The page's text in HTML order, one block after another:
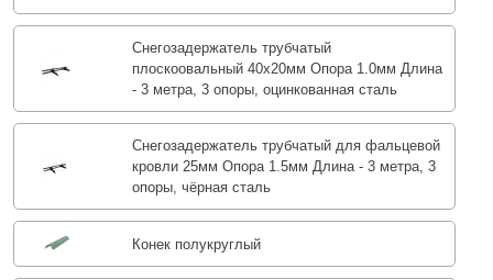
Снегозадержатель трубчатый
плоскоовальный 40х20мм Опора 1.0мм Длина
- 3 метра, 3 опоры, оцинкованная сталь
Снегозадержатель трубчатый для фальцевой
кровли 25мм Опора 1.5мм Длина - 3 метра, 3
опоры, чёрная сталь
Конек полукруглый